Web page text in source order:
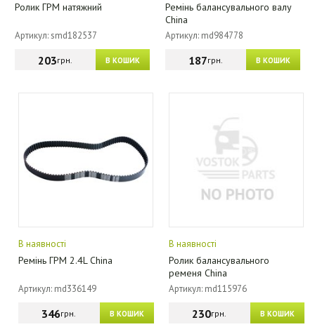
Ролик ГРМ натяжний
Артикул: smd182537
В КОШИК
203грн.
Ремінь балансувального валу
China
Артикул: md984778
В КОШИК
187грн.
В наявності
Ремінь ГРМ 2.4L China
Артикул: md336149
В КОШИК
346грн.
В наявності
Ролик балансувального
ременя China
Артикул: md115976
В КОШИК
230грн.